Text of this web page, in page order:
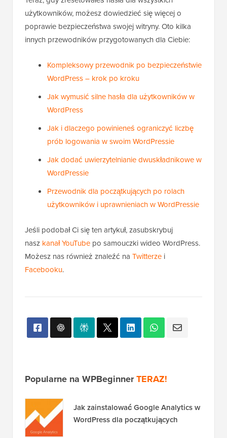
użytkowników, możesz dowiedzieć się więcej o
poprawie bezpieczeństwa swojej witryny. Oto kilka
innych przewodników przygotowanych dla Ciebie:
Kompleksowy przewodnik po bezpieczeństwie
WordPress – krok po kroku
Jak wymusić silne hasła dla użytkowników w
WordPress
Jak i dlaczego powinieneś ograniczyć liczbę
prób logowania w swoim WordPressie
Jak dodać uwierzytelnianie dwuskładnikowe w
WordPressie
Przewodnik dla początkujących po rolach
użytkowników i uprawnieniach w WordPressie
Jeśli podobał Ci się ten artykuł, zasubskrybuj
nasz kanał YouTube po samouczki wideo WordPress.
Możesz nas również znaleźć na Twitterze i
Facebooku.
Popularne na WPBeginnerTERAZ!
Jak zainstalować Google Analytics w
WordPress dla początkujących